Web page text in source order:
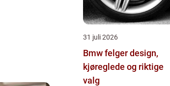
31 juli 2026
Bmw felger design,
kjøreglede og riktige
valg